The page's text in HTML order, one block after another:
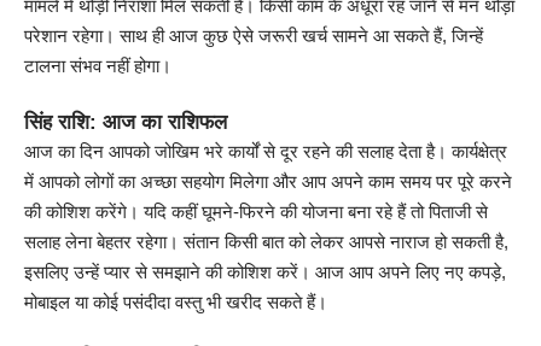
मामले में थोड़ी निराशा मिल सकती है। किसी काम के अधूरा रह जाने से मन थोड़ा
परेशान रहेगा। साथ ही आज कुछ ऐसे जरूरी खर्च सामने आ सकते हैं, जिन्हें
टालना संभव नहीं होगा।
सिंह राशि: आज का राशिफल
आज का दिन आपको जोखिम भरे कार्यों से दूर रहने की सलाह देता है। कार्यक्षेत्र
में आपको लोगों का अच्छा सहयोग मिलेगा और आप अपने काम समय पर पूरे करने
की कोशिश करेंगे। यदि कहीं घूमने-फिरने की योजना बना रहे हैं तो पिताजी से
सलाह लेना बेहतर रहेगा। संतान किसी बात को लेकर आपसे नाराज हो सकती है,
इसलिए उन्हें प्यार से समझाने की कोशिश करें। आज आप अपने लिए नए कपड़े,
मोबाइल या कोई पसंदीदा वस्तु भी खरीद सकते हैं।